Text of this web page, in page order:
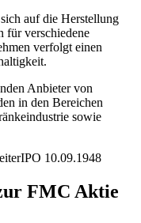
auf die Herstellung
für verschiedene
verfolgt einen
Anbieter von
in den Bereichen
sowie
IPO 10.09.1948
FMC Aktie